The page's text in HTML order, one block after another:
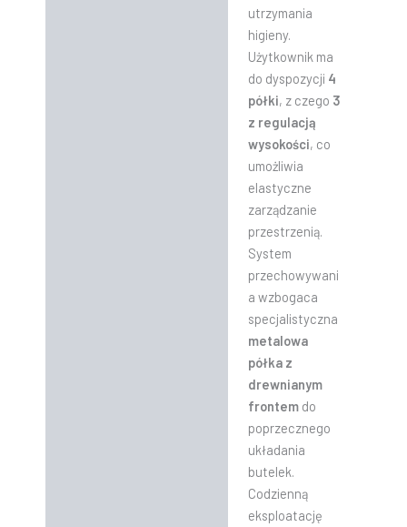
utrzymania
higieny.
Użytkownik ma
do dyspozycji 4
półki, z czego 3
z regulacją
wysokości, co
umożliwia
elastyczne
zarządzanie
przestrzenią.
System
przechowywani
a wzbogaca
specjalistyczna
metalowa
półka z
drewnianym
frontemdo
poprzecznego
układania
butelek.
Codzienną
eksploatację